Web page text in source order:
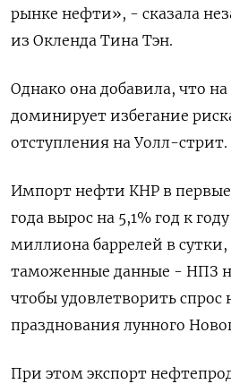
рынке нефти», - сказала
из Окленда Тина Тэн.
Однако она добавила, что
доминирует избегание
отступления на Уолл-стрит.
Импорт нефти КНР в первые
года вырос на 5,1% год к
миллиона баррелей в сутки,
таможенные данные - НПЗ
чтобы удовлетворить спрос
празднования лунного
При этом экспорт